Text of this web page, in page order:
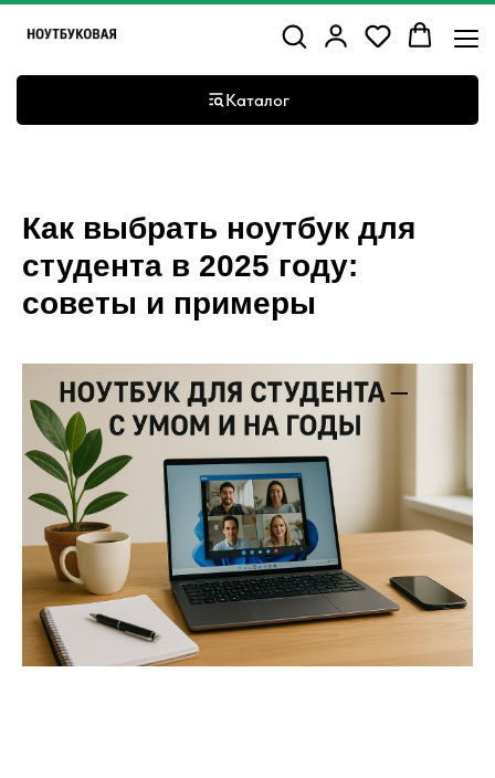
Каталог
Как выбрать ноутбук для
студента в 2025 году:
советы и примеры